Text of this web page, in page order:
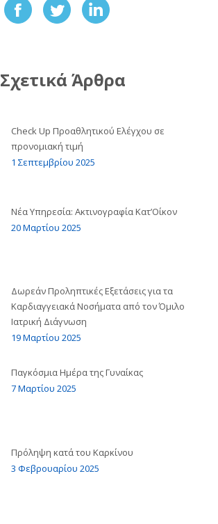
ShareShareShare
Σχετικά Άρθρα
Check Up Προαθλητικού Ελέγχου σε
προνομιακή τιμή
1 Σεπτεμβρίου 2025
Νέα Υπηρεσία: Ακτινογραφία Κατ’Οίκον
20 Μαρτίου 2025
Δωρεάν Προληπτικές Εξετάσεις για τα
Καρδιαγγειακά Νοσήματα από τον Όμιλο
Ιατρική Διάγνωση
19 Μαρτίου 2025
Παγκόσμια Ημέρα της Γυναίκας
7 Μαρτίου 2025
Πρόληψη κατά του Καρκίνου
3 Φεβρουαρίου 2025